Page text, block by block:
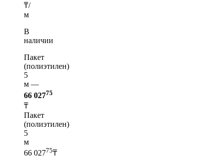
₸/
м
В
наличии
Пакет
(полиэтилен)
5
м —
66 02775
₸
Пакет
(полиэтилен)
5
м
66 02775₸